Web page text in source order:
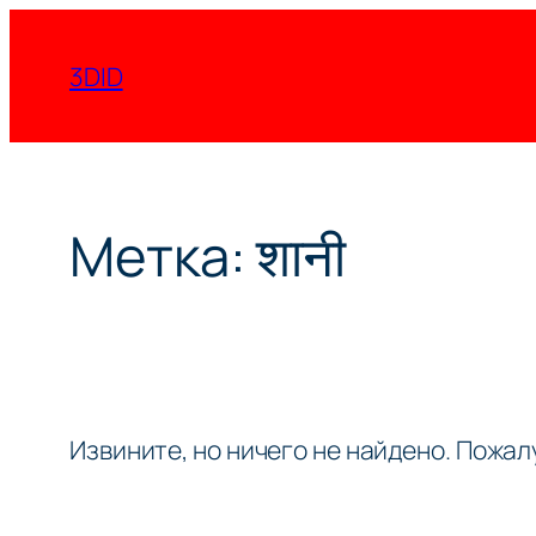
содержимому
3DID
Метка:शानी
Извините, но ничего не найдено.